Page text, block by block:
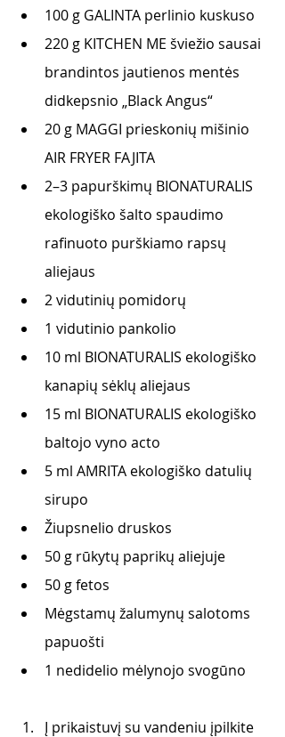
100 g GALINTA perlinio kuskuso
220 g KITCHEN ME šviežio sausai
brandintos jautienos mentės
didkepsnio „Black Angus“
20 g MAGGI prieskonių mišinio
AIR FRYER FAJITA
2–3 papurškimų BIONATURALIS
ekologiško šalto spaudimo
rafinuoto purškiamo rapsų
aliejaus
2 vidutinių pomidorų
1 vidutinio pankolio
10 ml BIONATURALIS ekologiško
kanapių sėklų aliejaus
15 ml BIONATURALIS ekologiško
baltojo vyno acto
5 ml AMRITA ekologiško datulių
sirupo
Žiupsnelio druskos
50 g rūkytų paprikų aliejuje
50 g fetos
Mėgstamų žalumynų salotoms
papuošti
1 nedidelio mėlynojo svogūno
Į prikaistuvį su vandeniu įpilkite